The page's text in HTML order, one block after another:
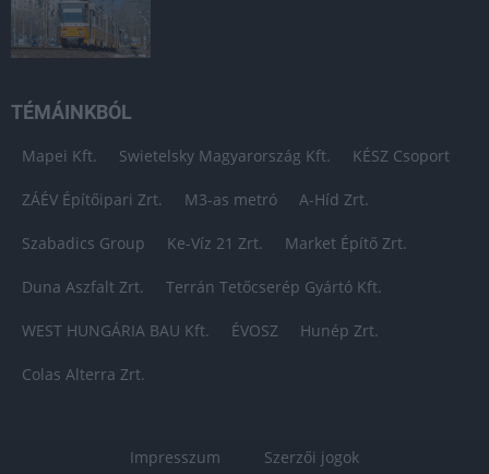
TÉMÁINKBÓL
Mapei Kft. Swietelsky Magyarország Kft. KÉSZ Csoport
ZÁÉV Építőipari Zrt. M3-as metró A-Híd Zrt.
Szabadics Group Ke-Víz 21 Zrt. Market Építő Zrt.
Duna Aszfalt Zrt. Terrán Tetőcserép Gyártó Kft.
WEST HUNGÁRIA BAU Kft. ÉVOSZ Hunép Zrt.
Colas Alterra Zrt.
Impresszum
Szerzői jogok